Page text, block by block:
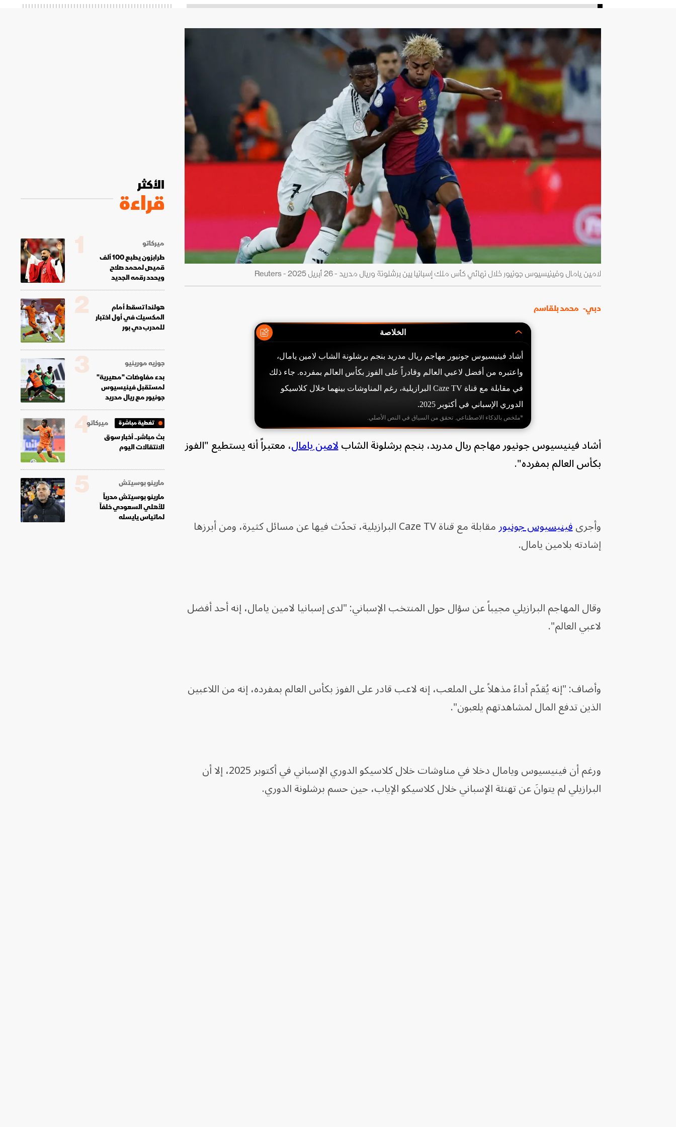
تصفيات أفريقيا لكأس العالم
الدوري الإنجليزي الممتاز
ليون
أمين غويري
لامين يامال وفينيسيوس جونيور خلال نهائي كأس ملك إسبانيا بين برشلونة وريال مدريد - 26 أبريل 2025 - Reuters
دبي- محمد بلقاسم
الخلاصة
أشاد فينيسيوس جونيور مهاجم ريال مدريد بنجم برشلونة الشاب لامين يامال،
واعتبره من أفضل لاعبي العالم وقادراً على الفوز بكأس العالم بمفرده. جاء ذلك
في مقابلة مع قناة Caze TV البرازيلية، رغم المناوشات بينهما خلال كلاسيكو
الدوري الإسباني في أكتوبر 2025.
*ملخص بالذكاء الاصطناعي. تحقق من السياق في النص الأصلي.
أشاد فينيسيوس جونيور مهاجم ريال مدريد، بنجم برشلونة الشابلامين يامال، معتبراً أنه يستطيع "الفوز
بكأس العالم بمفرده".
وأجرىفينيسيوس جونيور
مقابلة مع قناة Caze TV البرازيلية، تحدّث فيها عن مسائل كثيرة، ومن أبرزها
إشادته بلامين يامال.
وقال المهاجم البرازيلي مجيباً عن سؤال حول المنتخب الإسباني: "لدى إسبانيا لامين يامال، إنه أحد أفضل
لاعبي العالم".
وأضاف: "إنه يُقدّم أداءً مذهلاً على الملعب، إنه لاعب قادر على الفوز بكأس العالم بمفرده، إنه من اللاعبين
الذين تدفع المال لمشاهدتهم يلعبون".
ورغم أن فينيسيوس ويامال دخلا في مناوشات خلال كلاسيكو الدوري الإسباني في أكتوبر 2025، إلا أن
البرازيلي لم يتوانَ عن تهنئة الإسباني خلال كلاسيكو الإياب، حين حسم برشلونة الدوري.
الأكثر
قراءة
ميركاتو
طرابزون يطبع 100 ألف
قميص لمحمد صلاح
ويحدد رقمه الجديد
1
هولندا تسقط أمام
المكسيك في أول اختبار
للمدرب دي بور
2
جوزيه مورينيو
بدء مفاوضات "مصيرية"
لمستقبل فينيسيوس
جونيور مع ريال مدريد
3
تغطية مباشرة
ميركاتو
بث مباشر.. أخبار سوق
الانتقالات اليوم
4
مارينو بوسيتش
مارينو بوسيتش مدرباً
للأهلي السعودي خلفاً
لماتياس يايسله
5